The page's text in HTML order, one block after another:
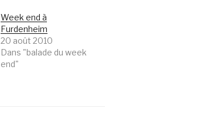
Week end à
Furdenheim
20 août 2010
Dans "balade du week
end"